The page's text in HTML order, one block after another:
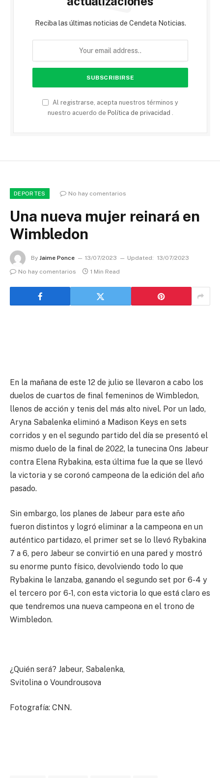
Reciba las últimas noticias de Cendeta Noticias.
Al registrarse, acepta nuestros términos y
nuestro acuerdo de Política de privacidad .
DEPORTES No hay comentarios
Una nueva mujer reinará en
Wimbledon
By Jaime Ponce 13/07/2023 Updated: 13/07/2023
No hay comentarios
1 Min Read
En la mañana de este 12 de julio se llevaron a cabo los
duelos de cuartos de final femeninos de Wimbledon,
llenos de acción y tenis del más alto nivel. Por un lado,
Aryna Sabalenka eliminó a Madison Keys en sets
corridos y en el segundo partido del día se presentó el
mismo duelo de la final de 2022, la tunecina Ons Jabeur
contra Elena Rybakina, esta última fue la que se llevó
la victoria y se coronó campeona de la edición del año
pasado.
Sin embargo, los planes de Jabeur para este año
fueron distintos y logró eliminar a la campeona en un
auténtico partidazo, el primer set se lo llevó Rybakina
7 a 6, pero Jabeur se convirtió en una pared y mostró
su enorme punto físico, devolviendo todo lo que
Rybakina le lanzaba, ganando el segundo set por 6-4 y
el tercero por 6-1, con esta victoria lo que está claro es
que tendremos una nueva campeona en el trono de
Wimbledon.
¿Quién será? Jabeur, Sabalenka,
Svitolina o Voundrousova
Fotografía: CNN.